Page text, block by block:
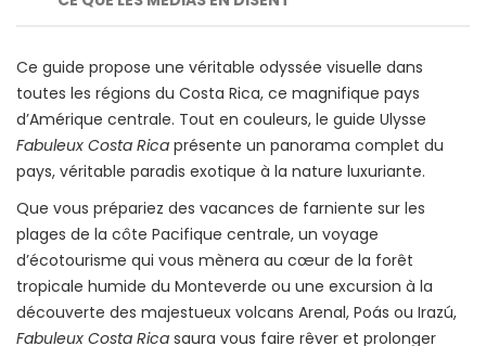
Ce guide propose une véritable odyssée visuelle dans
toutes les régions du Costa Rica, ce magnifique pays
d’Amérique centrale. Tout en couleurs, le guide Ulysse
Fabuleux Costa Rica présente un panorama complet du
pays, véritable paradis exotique à la nature luxuriante.
Que vous prépariez des vacances de farniente sur les
plages de la côte Pacifique centrale, un voyage
d’écotourisme qui vous mènera au cœur de la forêt
tropicale humide du Monteverde ou une excursion à la
découverte des majestueux volcans Arenal, Poás ou Irazú,
Fabuleux Costa Rica saura vous faire rêver et prolonger